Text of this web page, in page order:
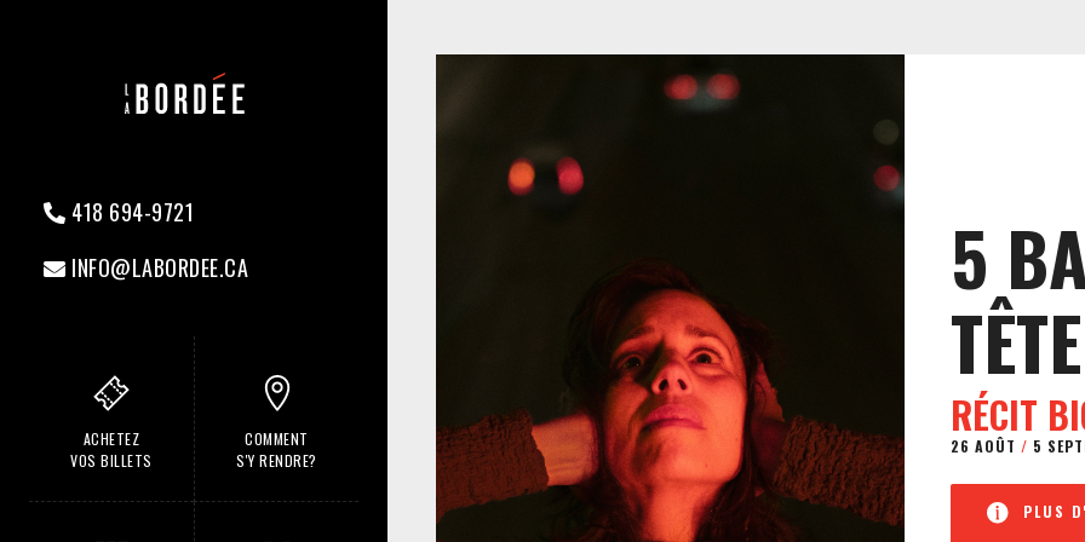
418 694-9721
INFO@LABORDEE.CA
ACHETEZ
VOS BILLETS
COMMENT
S'Y RENDRE?
5
TÊTE
RÉCIT
26 AOÛT / 5
PLUS